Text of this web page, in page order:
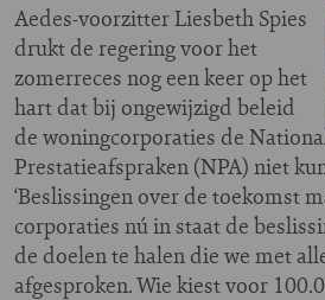
Aedes-voorzitter Liesbeth Spies
drukt de regering voor het
zomerreces nog een keer op het
hart dat bij ongewijzigd beleid
de woningcorporaties de
Prestatieafspraken (NPA) niet
‘Beslissingen over de toekomst
corporaties nú in staat de
de doelen te halen die we met
afgesproken. Wie kiest voor